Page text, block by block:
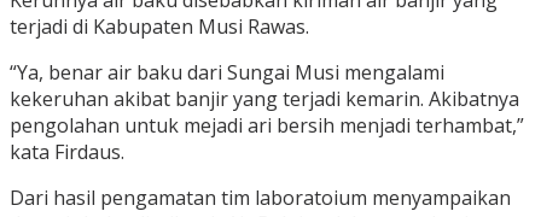
terjadi di Kabupaten Musi Rawas.
“Ya, benar air baku dari Sungai Musi mengalami
kekeruhan akibat banjir yang terjadi kemarin. Akibatnya
pengolahan untuk mejadi ari bersih menjadi terhambat,”
kata Firdaus.
Dari hasil pengamatan tim laboratoium menyampaikan